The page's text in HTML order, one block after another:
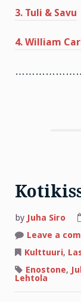
3. Tuli & Savu
4. William
by Juha Siro
Leave a
Kulttuuri,
Enostone,
Lehtola